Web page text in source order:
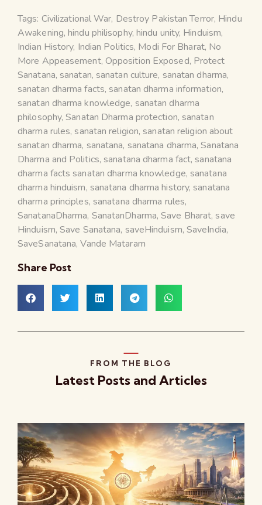
Tags: Civilizational War, Destroy Pakistan Terror, Hindu
Awakening,hindu philisophy, hindu unity, Hinduism,
Indian History, Indian Politics, Modi For Bharat, No
More Appeasement, Opposition Exposed, Protect
Sanatana, sanatan, sanatan culture, sanatan dharma,
sanatan dharma facts, sanatan dharma information,
sanatan dharma knowledge, sanatan dharma
philosophy,Sanatan Dharma protection, sanatan
dharma rules, sanatan religion, sanatan religion about
sanatan dharma, sanatana, sanatana dharma,Sanatana
Dharma and Politics, sanatana dharma fact, sanatana
dharma facts sanatan dharma knowledge, sanatana
dharma hinduism, sanatana dharma history, sanatana
dharma principles, sanatana dharma rules,
SanatanaDharma, SanatanDharma,Save Bharat, save
Hinduism,Save Sanatana, saveHinduism, SaveIndia,
SaveSanatana,Vande Mataram
Share Post
FROM THE BLOG
Latest Posts and Articles